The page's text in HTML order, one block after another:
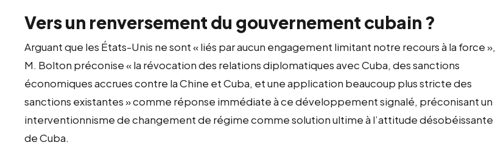
Vers un renversement du gouvernement cubain ?
Arguant que les États-Unis ne sont « liés par aucun engagement limitant notre recours à la force »,
M. Bolton préconise « la révocation des relations diplomatiques avec Cuba, des sanctions
économiques accrues contre la Chine et Cuba, et une application beaucoup plus stricte des
sanctions existantes » comme réponse immédiate à ce développement signalé, préconisant un
interventionnisme de changement de régime comme solution ultime à l’attitude désobéissante
de Cuba.